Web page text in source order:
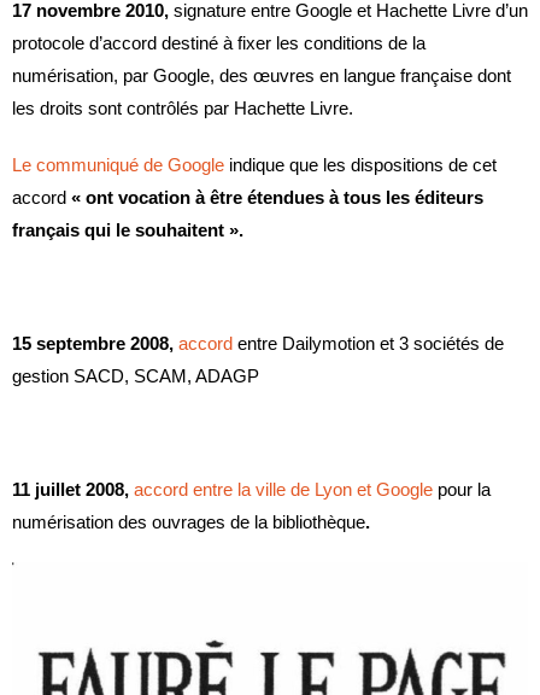
17 novembre 2010, signature entre Google et Hachette Livre d’un
protocole d’accord destiné à fixer les conditions de la
numérisation, par Google, des œuvres en langue française dont
les droits sont contrôlés par Hachette Livre.
Le communiqué de Google indique que les dispositions de cet
accord « ont vocation à être étendues à tous les éditeurs
français qui le souhaitent ».
15 septembre 2008, accord entre Dailymotion et 3 sociétés de
gestion SACD, SCAM, ADAGP
11 juillet 2008, accord entre la ville de Lyon et Google pour la
numérisation des ouvrages de la bibliothèque.